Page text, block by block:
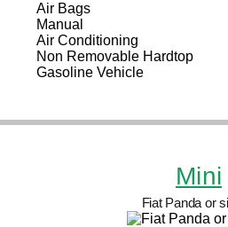
Air Bags
Manual
Air Conditioning
Non Removable Hardtop
Gasoline Vehicle
Mini
Fiat Panda or